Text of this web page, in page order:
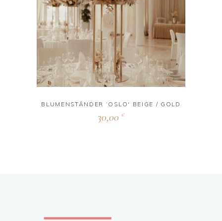
BLUMENSTÄNDER ‘OSLO' BEIGE / GOLD
30,00 €